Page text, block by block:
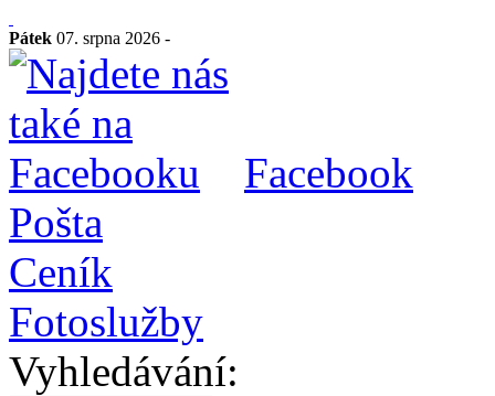
Pátek 07. srpna 2026 -
Facebook
Pošta
Ceník
Fotoslužby
Vyhledávání: